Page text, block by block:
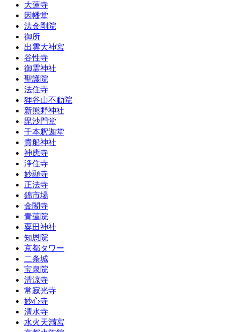
大蓮寺
因幡堂
法金剛院
御所
出雲大神宮
谷性寺
御霊神社
聖護院
法住寺
狸谷山不動院
新熊野神社
毘沙門堂
千本釈迦堂
貴船神社
神應寺
浄住寺
妙顯寺
正法寺
錦市場
金閣寺
青蓮院
粟田神社
知恩院
京都タワー
二条城
宝泉院
清涼寺
常寂光寺
妙心寺
清水寺
水火天満宮